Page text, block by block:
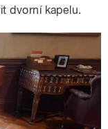
dvorní kapelu.